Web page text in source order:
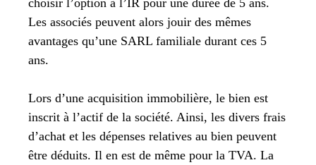
Les associés peuvent alors jouir des mêmes
avantages qu’une SARL familiale durant ces 5
ans.
Lors d’une acquisition immobilière, le bien est
inscrit à l’actif de la société. Ainsi, les divers frais
d’achat et les dépenses relatives au bien peuvent
être déduits. Il en est de même pour la TVA. La